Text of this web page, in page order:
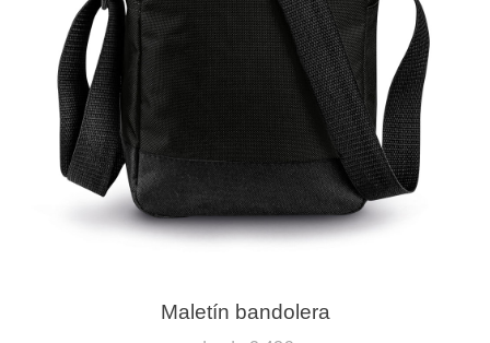
Maletín bandolera